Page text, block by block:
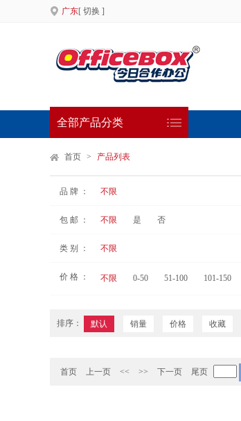
广东[ 切换 ]
全部产品分类
首页 > 产品列表
品 牌 ： 不限
包 邮 ： 不限 是 否
类 别 ： 不限
价 格 ： 不限 0-50 51-100 101-150
排序： 默认 销量 价格 收藏
首页 上一页 << >> 下一页 尾页